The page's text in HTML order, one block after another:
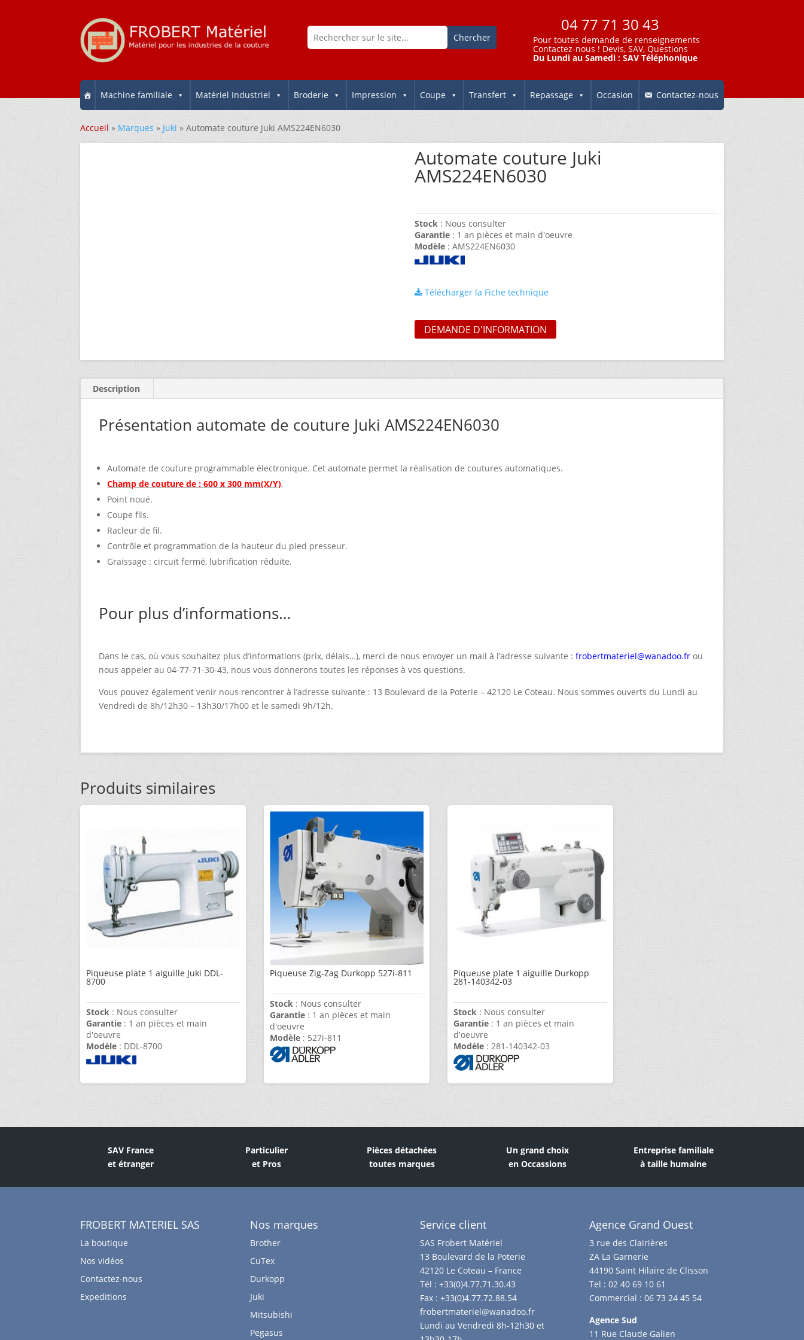
04 77 71 30 43
Pour toutes demande de renseignements
Contactez-nous ! Devis, SAV, Questions
Du Lundi au Samedi : SAV Téléphonique
Machine familiale Matériel Industriel Broderie Impression Coupe Transfert Repassage Occasion Contactez-nous
Accueil » Marques » Juki » Automate couture Juki AMS224EN6030
Automate couture Juki
AMS224EN6030
Stock : Nous consulter
Garantie : 1 an pièces et main d'oeuvre
Modèle : AMS224EN6030
Télécharger la Fiche technique
DEMANDE D'INFORMATION
Description
Présentation automate de couture Juki AMS224EN6030
Automate de couture programmable électronique. Cet automate permet la réalisation de coutures automatiques.
Champ de couture de : 600 x 300 mm(X/Y).
Point noué.
Coupe fils.
Racleur de fil.
Contrôle et programmation de la hauteur du pied presseur.
Graissage : circuit fermé, lubrification réduite.
Pour plus d’informations…
Dans le cas, où vous souhaitez plus d’informations (prix, délais…), merci de nous envoyer un mail à l’adresse suivante :frobertmateriel@wanadoo.fr ou
nous appeler au 04-77-71-30-43, nous vous donnerons toutes les réponses à vos questions.
Vous pouvez également venir nous rencontrer à l’adresse suivante : 13 Boulevard de la Poterie – 42120 Le Coteau. Nous sommes ouverts du Lundi au
Vendredi de 8h/12h30 – 13h30/17h00 et le samedi 9h/12h.
Produits similaires
Piqueuse plate 1 aiguille Juki DDL-
8700
Stock : Nous consulter
Garantie : 1 an pièces et main
d'oeuvre
Modèle : DDL-8700
Piqueuse Zig-Zag Durkopp 527i-811
Stock : Nous consulter
Garantie : 1 an pièces et main
d'oeuvre
Modèle : 527i-811
Piqueuse plate 1 aiguille Durkopp
281-140342-03
Stock : Nous consulter
Garantie : 1 an pièces et main
d'oeuvre
Modèle : 281-140342-03
SAV France
et étranger
Particulier
et Pros
Pièces détachées
toutes marques
Un grand choix
en Occassions
Entreprise familiale
à taille humaine
FROBERT MATERIEL SAS
La boutique
Nos vidéos
Contactez-nous
Expeditions
Nos marques
Brother
CuTex
Durkopp
Juki
Mitsubishi
Pegasus
Service client
SAS Frobert Matériel
13 Boulevard de la Poterie
42120 Le Coteau – France
Tél : +33(0)4.77.71.30.43
Fax : +33(0)4.77.72.88.54
frobertmateriel@wanadoo.fr
Lundi au Vendredi 8h-12h30 et
Agence Grand Ouest
3 rue des Clairières
ZA La Garnerie
44190 Saint Hilaire de Clisson
Tel :02 40 69 10 61
Commercial :06 73 24 45 54
Agence Sud
11 Rue Claude Galien